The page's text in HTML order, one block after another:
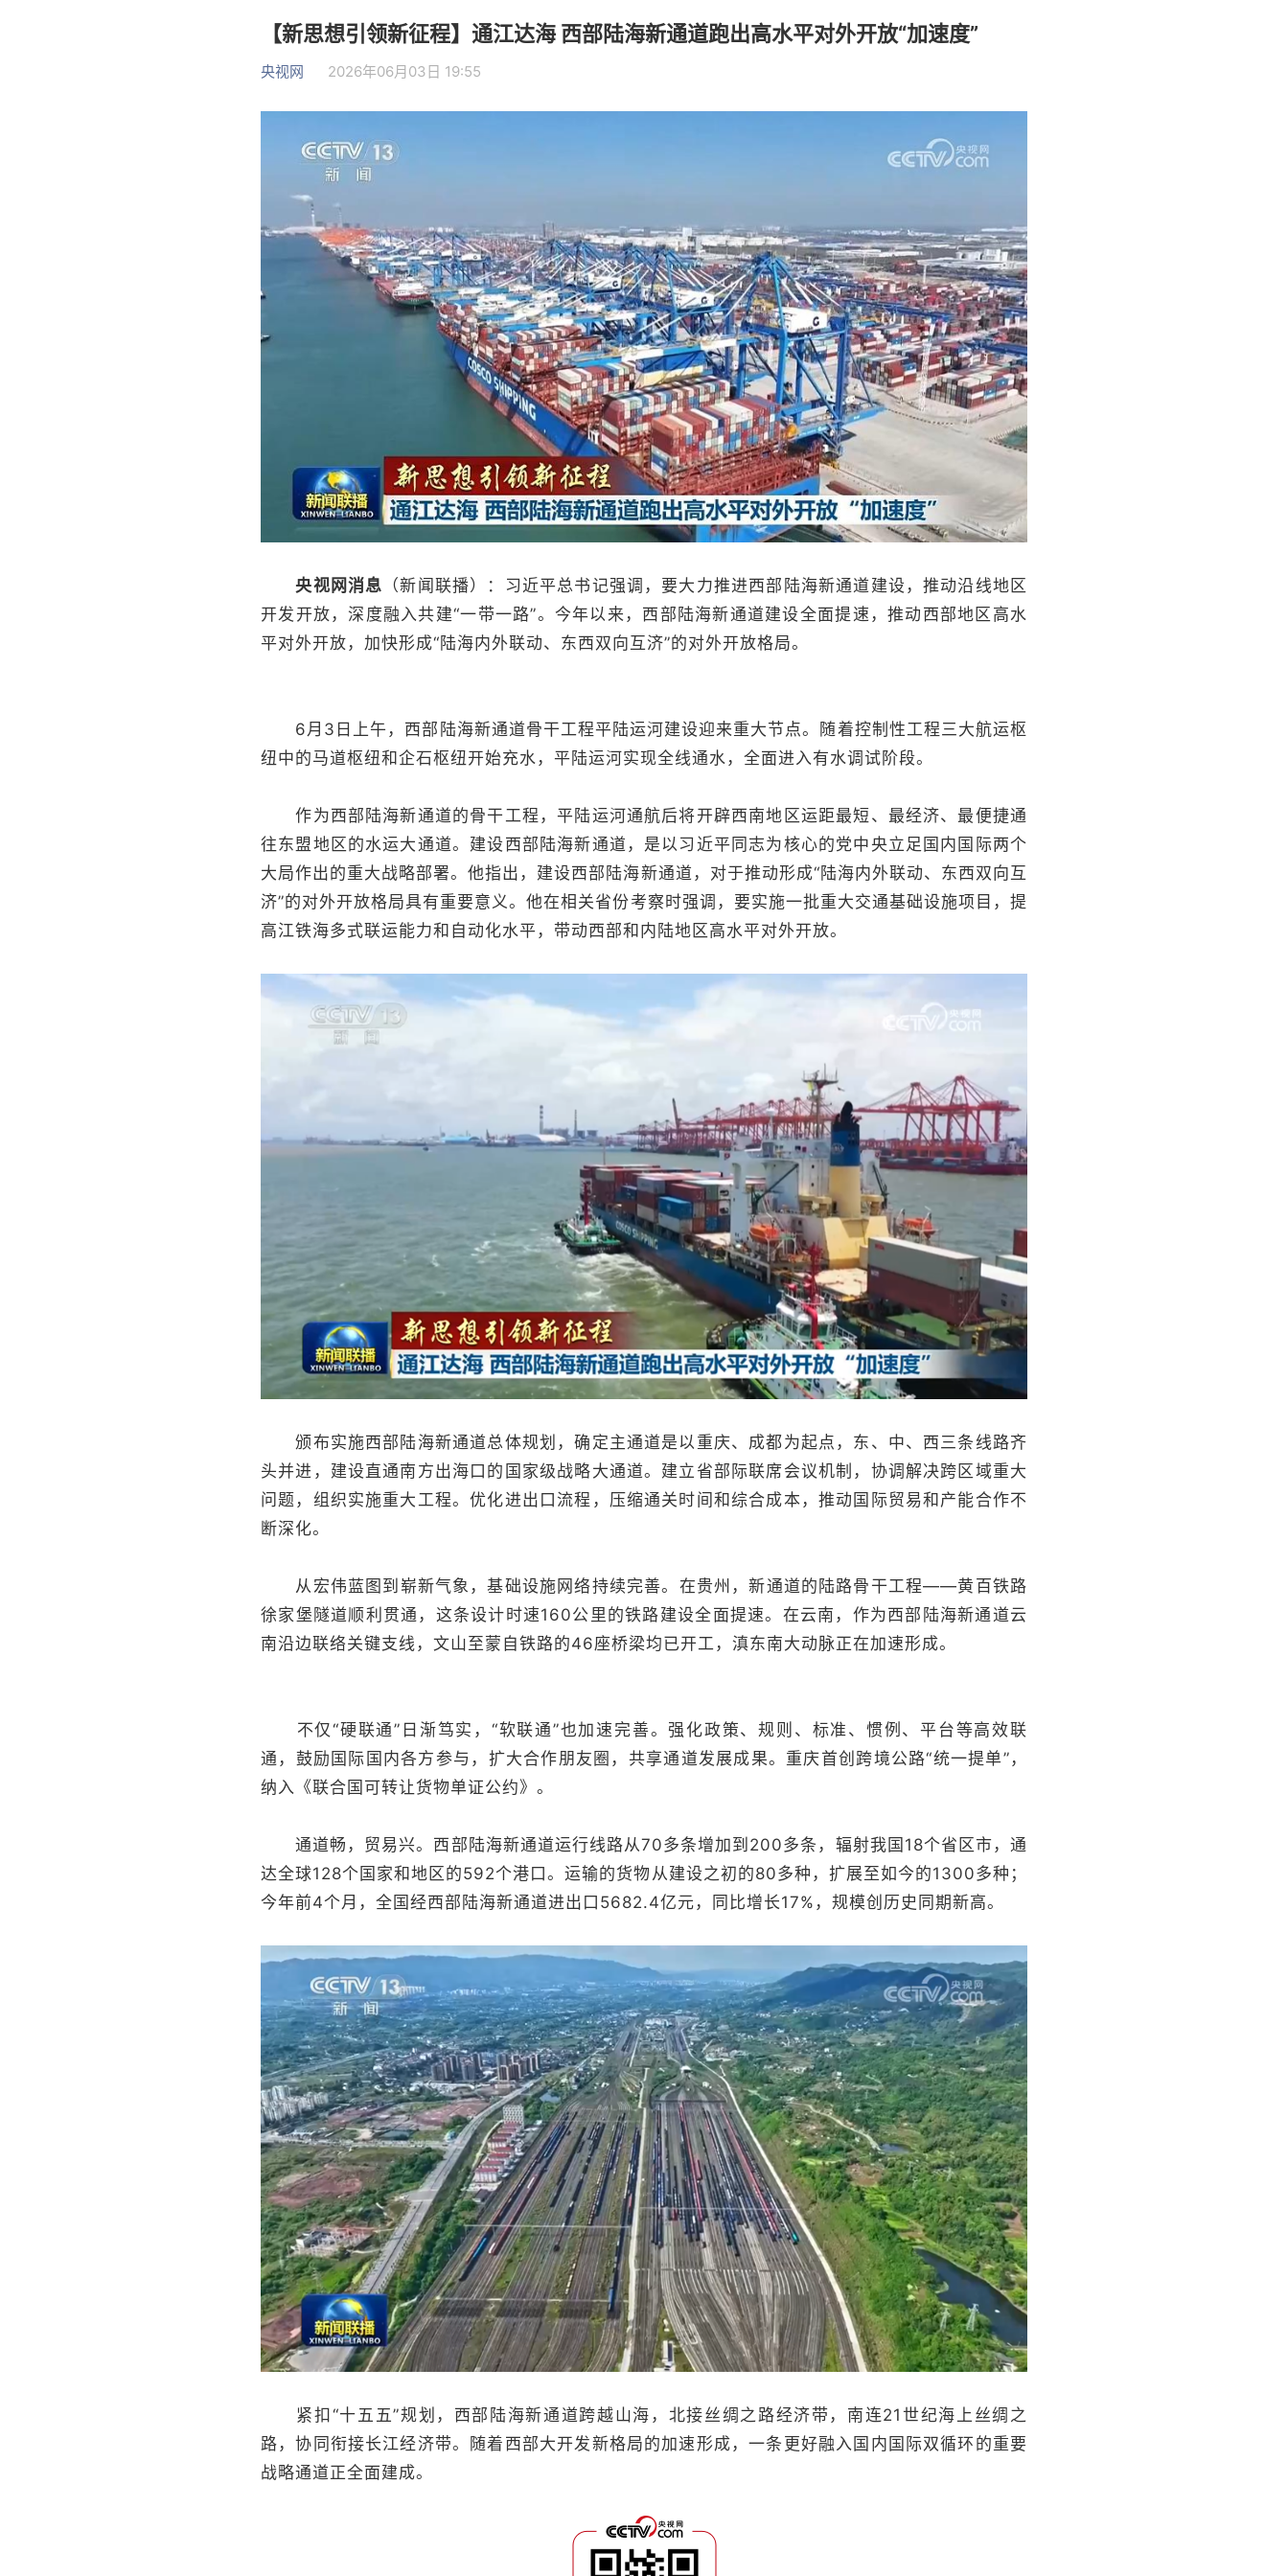
【新思想引领新征程】通江达海 西部陆海新通道跑出高水平对外开放“加速度”
央视网 2026年06月03日 19:55
央视网消息 （新闻联播）：习近平总书记强调，要大力推进西部陆海新通道建设，推动沿线地区
开发开放，深度融入共建“一带一路”。今年以来，西部陆海新通道建设全面提速，推动西部地区高水
平对外开放，加快形成“陆海内外联动、东西双向互济”的对外开放格局。
6月3日上午，西部陆海新通道骨干工程平陆运河建设迎来重大节点。随着控制性工程三大航运枢
纽中的马道枢纽和企石枢纽开始充水，平陆运河实现全线通水，全面进入有水调试阶段。
作为西部陆海新通道的骨干工程，平陆运河通航后将开辟西南地区运距最短、最经济、最便捷通
往东盟地区的水运大通道。建设西部陆海新通道，是以习近平同志为核心的党中央立足国内国际两个
大局作出的重大战略部署。他指出，建设西部陆海新通道，对于推动形成“陆海内外联动、东西双向互
济”的对外开放格局具有重要意义。他在相关省份考察时强调，要实施一批重大交通基础设施项目，提
高江铁海多式联运能力和自动化水平，带动西部和内陆地区高水平对外开放。
颁布实施西部陆海新通道总体规划，确定主通道是以重庆、成都为起点，东、中、西三条线路齐
头并进，建设直通南方出海口的国家级战略大通道。建立省部际联席会议机制，协调解决跨区域重大
问题，组织实施重大工程。优化进出口流程，压缩通关时间和综合成本，推动国际贸易和产能合作不
断深化。
从宏伟蓝图到崭新气象，基础设施网络持续完善。在贵州，新通道的陆路骨干工程——黄百铁路
徐家堡隧道顺利贯通，这条设计时速160公里的铁路建设全面提速。在云南，作为西部陆海新通道云
南沿边联络关键支线，文山至蒙自铁路的46座桥梁均已开工，滇东南大动脉正在加速形成。
不仅“硬联通”日渐笃实，“软联通”也加速完善。强化政策、规则、标准、惯例、平台等高效联
通，鼓励国际国内各方参与，扩大合作朋友圈，共享通道发展成果。重庆首创跨境公路“统一提单”，
纳入《联合国可转让货物单证公约》。
通道畅，贸易兴。西部陆海新通道运行线路从70多条增加到200多条，辐射我国18个省区市，通
达全球128个国家和地区的592个港口。运输的货物从建设之初的80多种，扩展至如今的1300多种；
今年前4个月，全国经西部陆海新通道进出口5682.4亿元，同比增长17%，规模创历史同期新高。
紧扣“十五五”规划，西部陆海新通道跨越山海，北接丝绸之路经济带，南连21世纪海上丝绸之
路，协同衔接长江经济带。随着西部大开发新格局的加速形成，一条更好融入国内国际双循环的重要
战略通道正全面建成。